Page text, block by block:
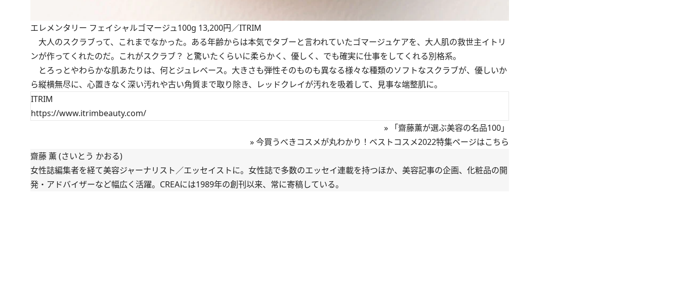
エレメンタリー フェイシャルゴマージュ100g 13,200円／ITRIM
大人のスクラブって、これまでなかった。ある年齢からは本気でタブーと言われていたゴマージュケアを、大人肌の救世主イトリ
ンが作ってくれたのだ。これがスクラブ？ と驚いたくらいに柔らかく、優しく、でも確実に仕事をしてくれる別格系。
とろっとやわらかな肌あたりは、何とジュレベース。大きさも弾性そのものも異なる様々な種類のソフトなスクラブが、優しいか
ら縦横無尽に、心置きなく深い汚れや古い角質まで取り除き、レッドクレイが汚れを吸着して、見事な端整肌に。
ITRIM
https://www.itrimbeauty.com/
»
「齋藤薫が選ぶ美容の名品100」
»今買うべきコスメが丸わかり！ベストコスメ2022特集ページはこちら
齋藤 薫 (さいとう かおる)
女性誌編集者を経て美容ジャーナリスト／エッセイストに。女性誌で多数のエッセイ連載を持つほか、美容記事の企画、化粧品の開
発・アドバイザーなど幅広く活躍。CREAには1989年の創刊以来、常に寄稿している。